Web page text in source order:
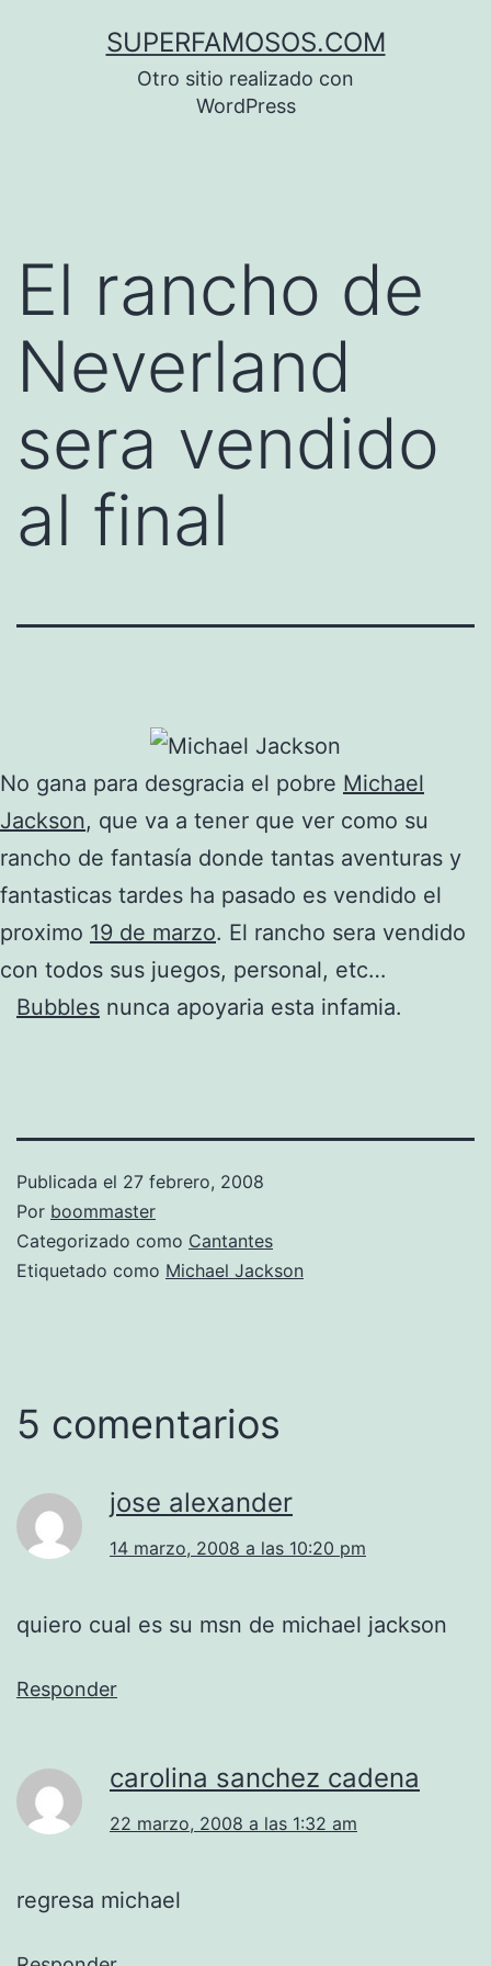
SUPERFAMOSOS.COM
Otro sitio realizado con
WordPress
El rancho de
Neverland
sera vendido
al final
No gana para desgracia el pobre Michael
Jackson, que va a tener que ver como su
rancho de fantasía donde tantas aventuras y
fantasticas tardes ha pasado es vendido el
proximo 19 de marzo. El rancho sera vendido
con todos sus juegos, personal, etc…
Bubbles nunca apoyaria esta infamia.
Publicada el 27 febrero, 2008
Por boommaster
Categorizado como Cantantes
Etiquetado como Michael Jackson
5 comentarios
jose alexander
14 marzo, 2008 a las 10:20 pm
quiero cual es su msn de michael jackson
Responder
carolina sanchez cadena
22 marzo, 2008 a las 1:32 am
regresa michael